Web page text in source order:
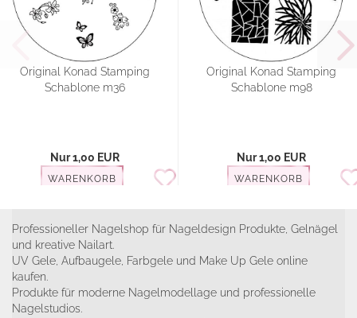
Original Konad Stamping
Schablone m36
Nur 1,00 EUR
WARENKORB
Original Konad Stamping
Schablone m98
Nur 1,00 EUR
WARENKORB
Professioneller Nagelshop für Nageldesign Produkte, Gelnägel
und kreative Nailart.
UV Gele, Aufbaugele, Farbgele und Make Up Gele online
kaufen.
Produkte für moderne Nagelmodellage und professionelle
Nagelstudios.